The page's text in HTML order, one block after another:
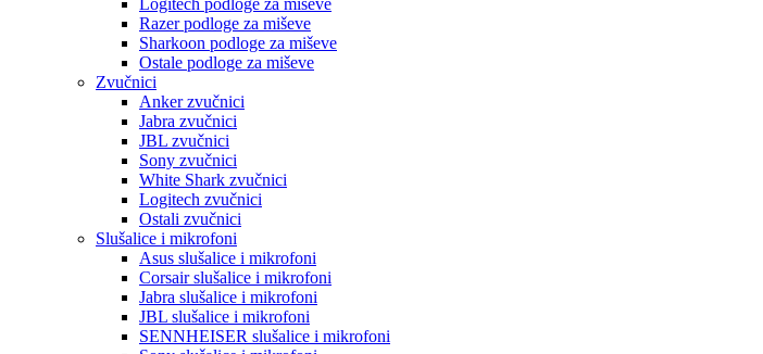
Logitech podloge za miševe
Razer podloge za miševe
Sharkoon podloge za miševe
Ostale podloge za miševe
Zvučnici
Anker zvučnici
Jabra zvučnici
JBL zvučnici
Sony zvučnici
White Shark zvučnici
Logitech zvučnici
Ostali zvučnici
Slušalice i mikrofoni
Asus slušalice i mikrofoni
Corsair slušalice i mikrofoni
Jabra slušalice i mikrofoni
JBL slušalice i mikrofoni
SENNHEISER slušalice i mikrofoni